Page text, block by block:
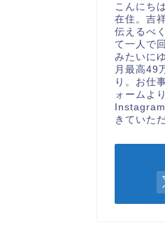
こんにち
在住。吉
伝えるべ
て一人で
みたいに
月最高49
り。お仕
ォームよ
きていた